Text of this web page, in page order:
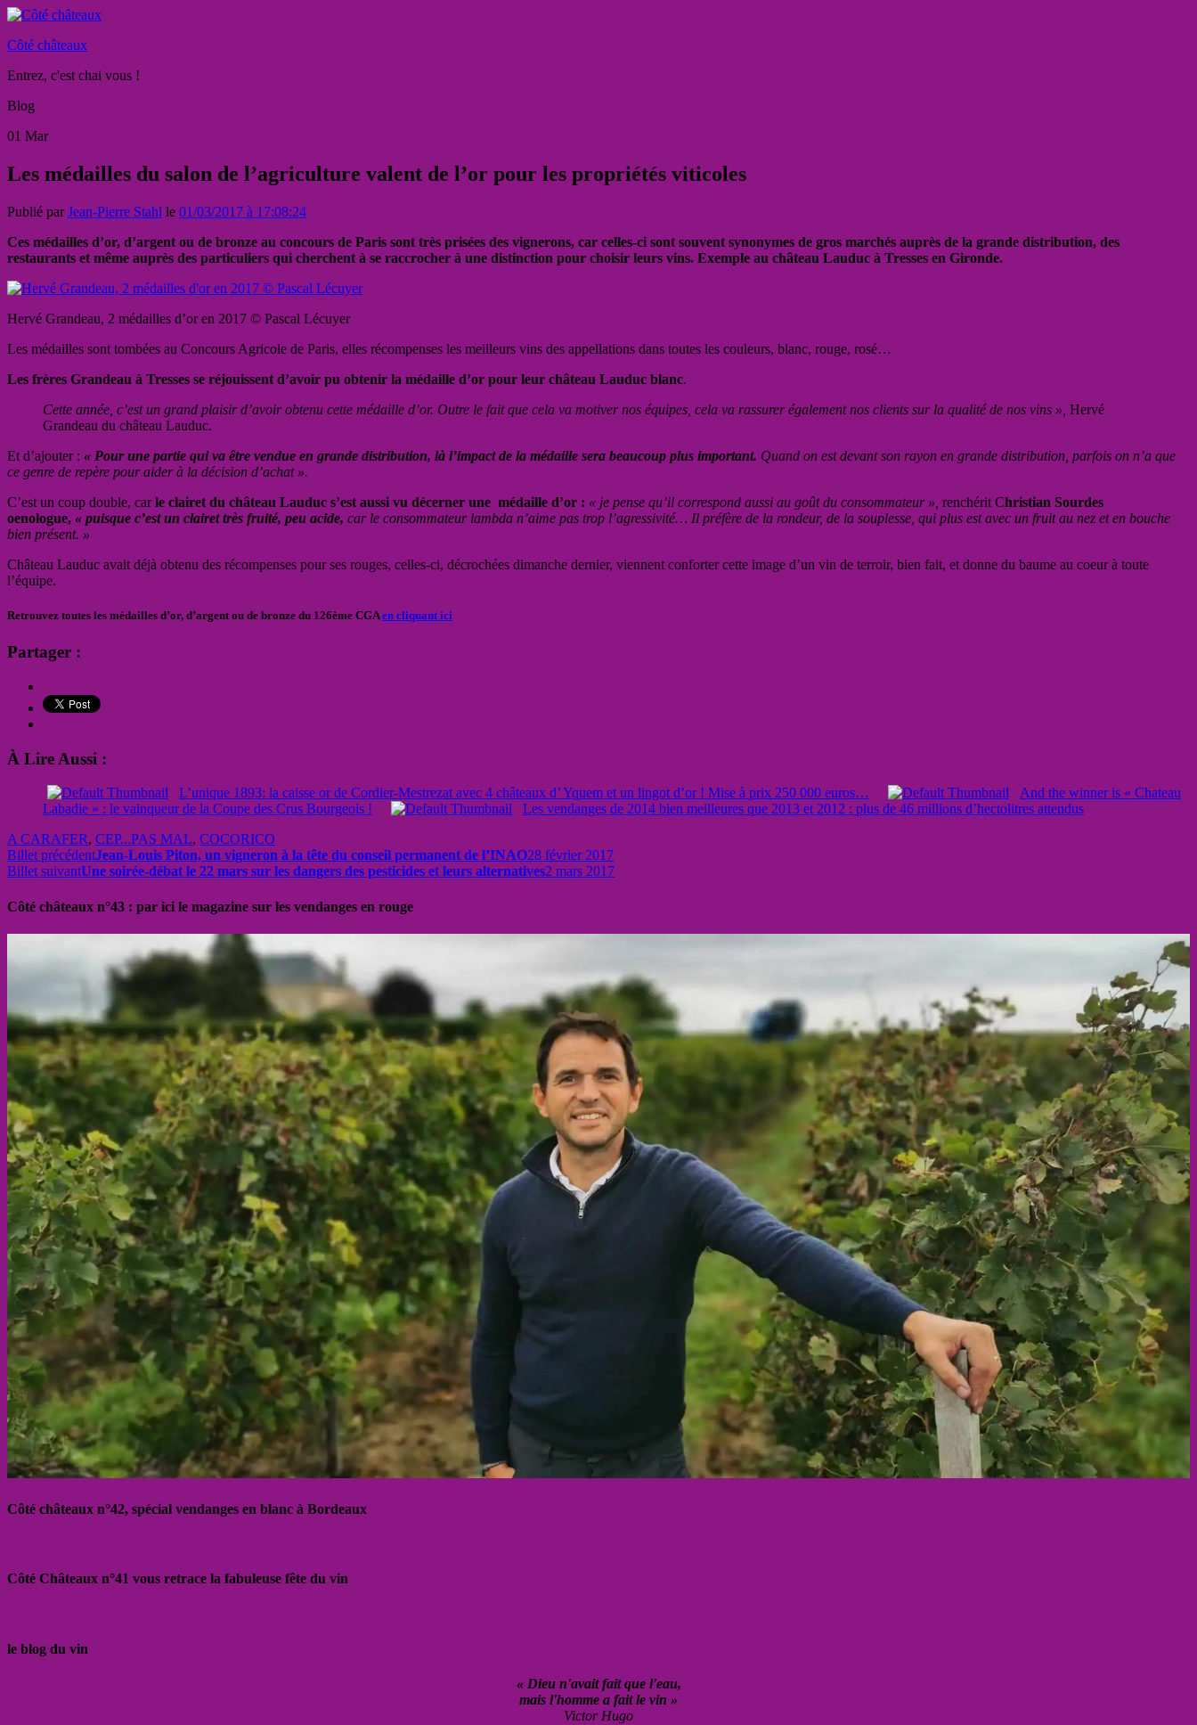
Côté châteaux
Entrez, c'est chai vous !
Blog
01 Mar
Les médailles du salon de l’agriculture valent de l’or pour les propriétés viticoles
Publié parJean-Pierre Stahl le 01/03/2017 à 17:08:24
Ces médailles d’or, d’argent ou de bronze au concours de Paris sont très prisées des vignerons, car celles-ci sont souvent synonymes de gros marchés auprès de la grande distribution, des
restaurants et même auprès des particuliers qui cherchent à se raccrocher à une distinction pour choisir leurs vins. Exemple au château Lauduc à Tresses en Gironde.
Hervé Grandeau, 2 médailles d’or en 2017 © Pascal Lécuyer
Les médailles sont tombées au Concours Agricole de Paris, elles récompenses les meilleurs vins des appellations dans toutes les couleurs, blanc, rouge, rosé…
Les frères Grandeau à Tresses se réjouissent d’avoir pu obtenir la médaille d’or pour leur château Lauduc blanc.
Cette année, c’est un grand plaisir d’avoir obtenu cette médaille d’or. Outre le fait que cela va motiver nos équipes, cela va rassurer également nos clients sur la qualité de nos vins », Hervé
Grandeau du château Lauduc.
Et d’ajouter : « Pour une partie qui va être vendue en grande distribution, là l’impact de la médaille sera beaucoup plus important. Quand on est devant son rayon en grande distribution, parfois on n’a que
ce genre de repère pour aider à la décision d’achat ».
C’est un coup double, carle clairet du château Lauduc s’est aussi vu décerner une médaille d’or : « je pense qu’il correspond aussi au goût du consommateur », renchérit Christian Sourdes
oenologue, « puisque c’est un clairet très fruité, peu acide, car le consommateur lambda n’aime pas trop l’agressivité… Il préfère de la rondeur, de la souplesse, qui plus est avec un fruit au nez et en bouche
bien présent. »
Château Lauduc avait déjà obtenu des récompenses pour ses rouges, celles-ci, décrochées dimanche dernier, viennent conforter cette image d’un vin de terroir, bien fait, et donne du baume au coeur à toute
l’équipe.
Retrouvez toutes les médailles d’or, d’argent ou de bronze du 126ème CGAen cliquant ici
Partager :
À Lire Aussi :
L’unique 1893: la caisse or de Cordier-Mestrezat avec 4 châteaux d’ Yquem et un lingot d’or ! Mise à prix 250 000 euros…
And the winner is « Chateau
Labadie » : le vainqueur de la Coupe des Crus Bourgeois !
Les vendanges de 2014 bien meilleures que 2013 et 2012 : plus de 46 millions d’hectolitres attendus
A CARAFER, CEP...PAS MAL, COCORICO
Billet précédentJean-Louis Piton, un vigneron à la tête du conseil permanent de l’INAO28 février 2017
Billet suivantUne soirée-débat le 22 mars sur les dangers des pesticides et leurs alternatives2 mars 2017
Côté châteaux n°43 : par ici le magazine sur les vendanges en rouge
Côté châteaux n°42, spécial vendanges en blanc à Bordeaux
Côté Châteaux n°41 vous retrace la fabuleuse fête du vin
le blog du vin
« Dieu n'avait fait que l'eau,
mais l'homme a fait le vin »
Victor Hugo